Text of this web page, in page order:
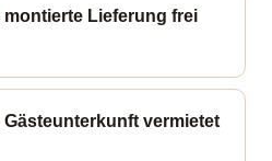
montierte Lieferung frei
Gästeunterkunft vermietet